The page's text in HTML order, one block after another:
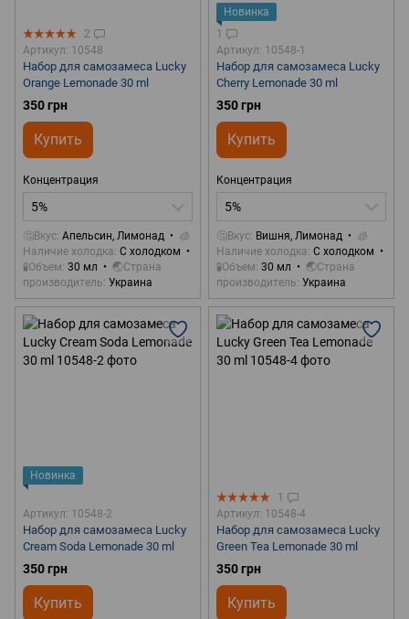
2
Артикул: 10548
Набор для самозамеса Lucky
Orange Lemonade 30 ml
350 грн
Купить
Концентрация
5%
🤔Вкус Апельсин, Лимонад
🧊
Наличие холодка С холодком
🧪Объем 30 мл
🌏Страна
производитель Украина
Новинка
1
Артикул: 10548-1
Набор для самозамеса Lucky
Cherry Lemonade 30 ml
350 грн
Купить
Концентрация
5%
🤔Вкус Вишня, Лимонад
🧊
Наличие холодка С холодком
🧪Объем 30 мл
🌏Страна
производитель Украина
Новинка
Артикул: 10548-2
Набор для самозамеса Lucky
Cream Soda Lemonade 30 ml
350 грн
Купить
1
Артикул: 10548-4
Набор для самозамеса Lucky
Green Tea Lemonade 30 ml
350 грн
Купить